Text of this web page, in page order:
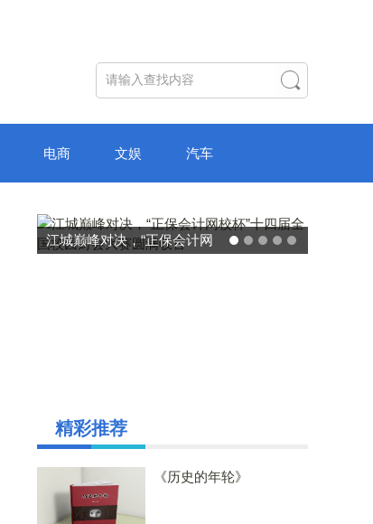
电商 文娱 汽车
江城巅峰对决，“正保会计网
精彩推荐
《历史的年轮》